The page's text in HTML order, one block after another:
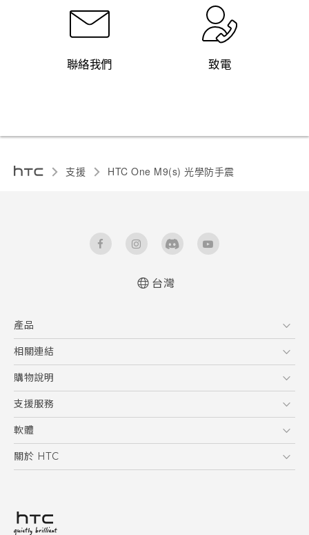
聯絡我們 致電
支援 HTC One M9(s) 光學防手震‎
台灣
產品
5G
智慧型手機
配件
相關連結
HTC Research
購物說明
購物須知
訂單管理
付款方式
支援服務
到府收送維修服務
服務中心資訊
客戶服務佈告欄
軟體
應用程式
HTC Sync Manager
關於 HTC
投資人